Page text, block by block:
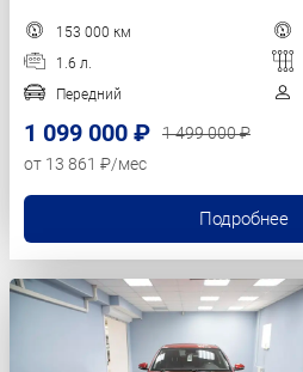
153 000 км
1.6 л.
Передний
1 099 000 ₽
1 499 000 ₽
от 13 861 ₽/мес
Подробнее